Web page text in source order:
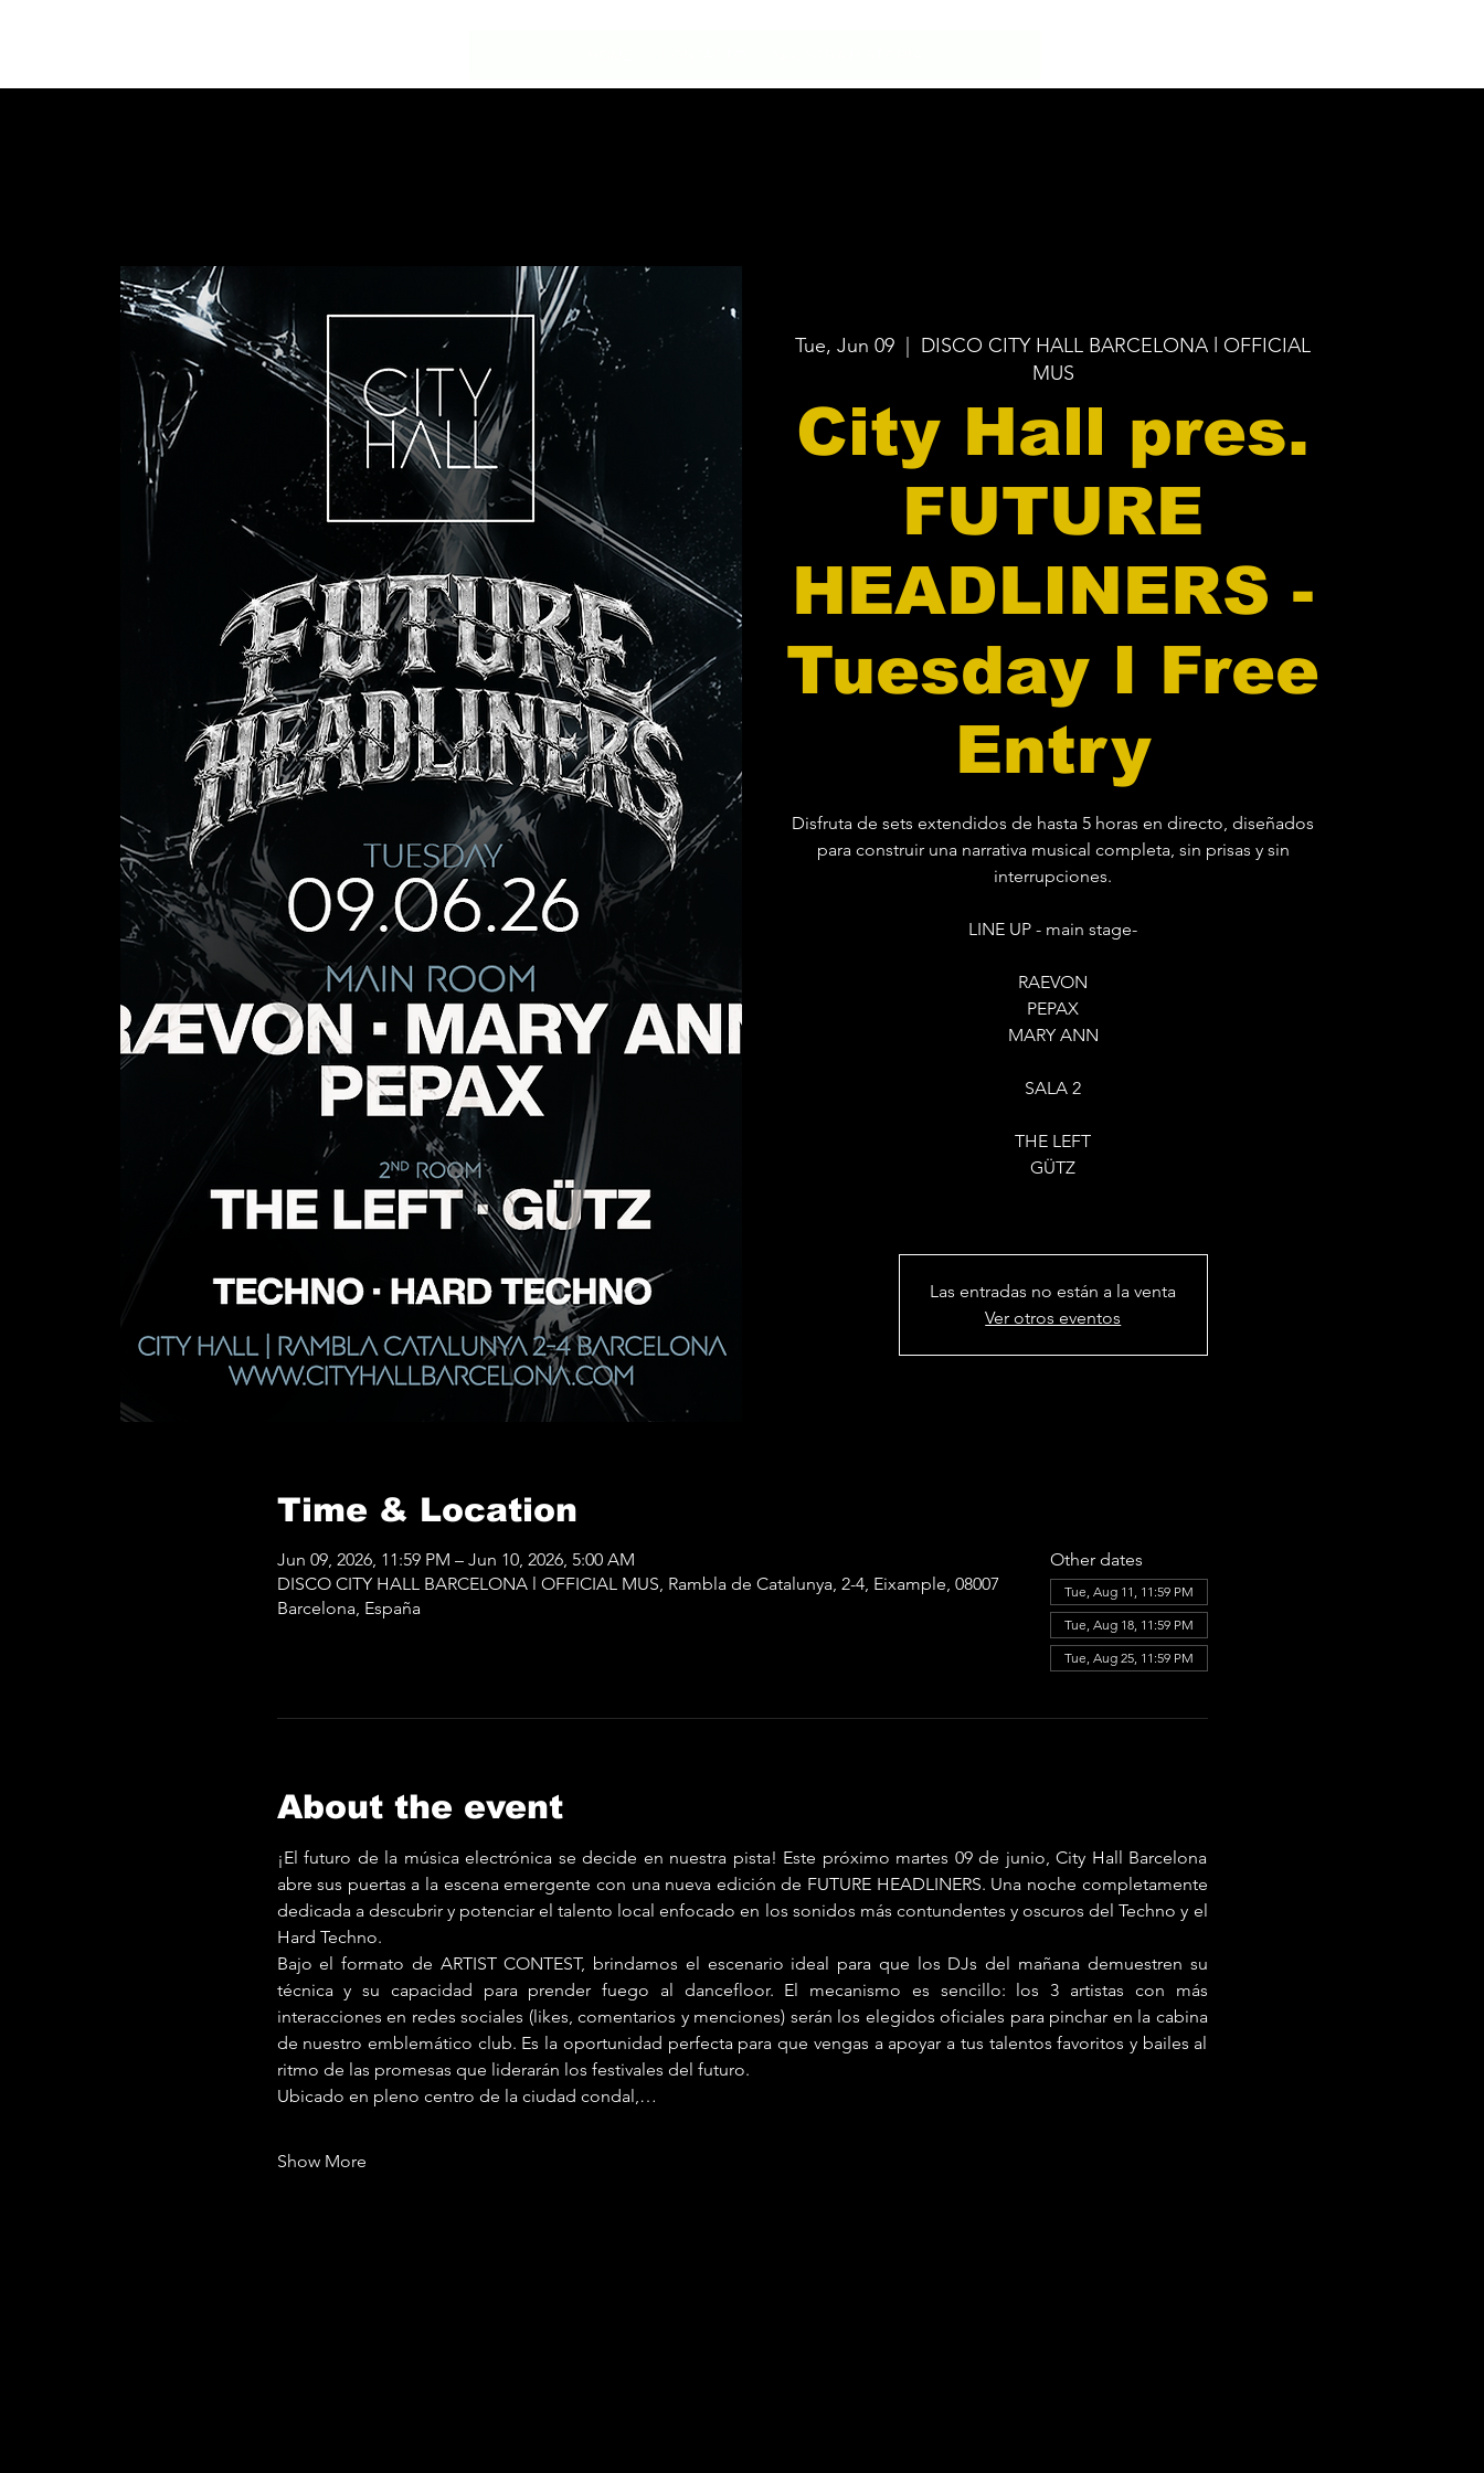
Tue, Jun 09
DISCO CITY HALL BARCELONA l OFFICIAL
MUS
City Hall pres.
FUTURE
HEADLINERS -
Tuesday I Free
Entry
Disfruta de sets extendidos de hasta 5 horas en directo, diseñados
para construir una narrativa musical completa, sin prisas y sin
interrupciones.
LINE UP - main stage-
RAEVON
PEPAX
MARY ANN
SALA 2
THE LEFT
GÜTZ
Las entradas no están a la venta
Ver otros eventos
Time & Location
Jun 09, 2026, 11:59 PM – Jun 10, 2026, 5:00 AM
DISCO CITY HALL BARCELONA l OFFICIAL MUS, Rambla de Catalunya, 2-4, Eixample, 08007
Barcelona, España
Other dates
Tue, Aug 11, 11:59 PM
Tue, Aug 18, 11:59 PM
Tue, Aug 25, 11:59 PM
About the event
¡El futuro de la música electrónica se decide en nuestra pista! Este próximo martes 09 de junio, City Hall Barcelona
abre sus puertas a la escena emergente con una nueva edición de FUTURE HEADLINERS. Una noche completamente
dedicada a descubrir y potenciar el talento local enfocado en los sonidos más contundentes y oscuros del Techno y el
Hard Techno.
Bajo el formato de ARTIST CONTEST, brindamos el escenario ideal para que los DJs del mañana demuestren su
técnica y su capacidad para prender fuego al dancefloor. El mecanismo es sencillo: los 3 artistas con más
interacciones en redes sociales (likes, comentarios y menciones) serán los elegidos oficiales para pinchar en la cabina
de nuestro emblemático club. Es la oportunidad perfecta para que vengas a apoyar a tus talentos favoritos y bailes al
ritmo de las promesas que liderarán los festivales del futuro.
Ubicado en pleno centro de la ciudad condal,…
Show More